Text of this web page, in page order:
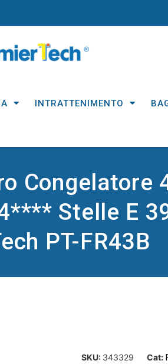
INTRATTENIMENTO
Congelatore
Stelle E
PT-FR43B
SKU: 343329 Cat: